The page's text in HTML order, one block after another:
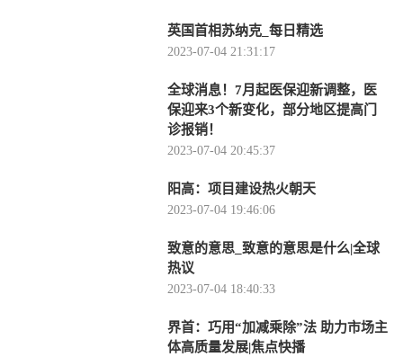
英国首相苏纳克_每日精选
2023-07-04 21:31:17
全球消息！7月起医保迎新调整，医
保迎来3个新变化，部分地区提高门
诊报销！
2023-07-04 20:45:37
阳高：项目建设热火朝天
2023-07-04 19:46:06
致意的意思_致意的意思是什么|全球
热议
2023-07-04 18:40:33
界首：巧用“加减乘除”法 助力市场主
体高质量发展|焦点快播